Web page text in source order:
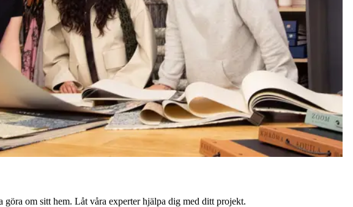
göra om sitt hem. Låt våra experter hjälpa dig med ditt projekt.